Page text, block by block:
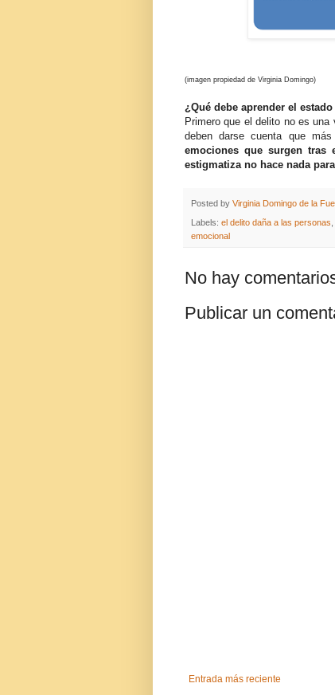
(imagen propiedad de Virginia Domingo)
¿Qué debe aprender el
Primero que el delito no es una
deben darse cuenta que
emociones que surgen tras
estigmatiza no hace nada
Posted by Virginia Domingo de la
Labels: el delito daña a las personas,
emocional
No hay
Publicar un
Entrada más reciente